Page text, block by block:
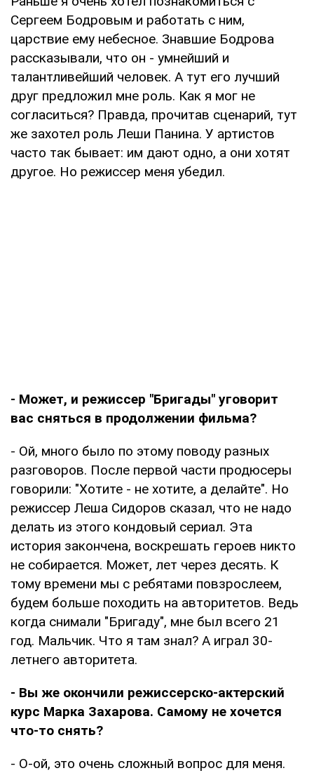
Сергеем Бодровым и работать с ним,
царствие ему небесное. Знавшие Бодрова
рассказывали, что он - умнейший и
талантливейший человек. А тут его лучший
друг предложил мне роль. Как я мог не
согласиться? Правда, прочитав сценарий, тут
же захотел роль Леши Панина. У артистов
часто так бывает: им дают одно, а они хотят
другое. Но режиссер меня убедил.
- Может, и режиссер "Бригады" уговорит
вас сняться в продолжении фильма?
- Ой, много было по этому поводу разных
разговоров. После первой части продюсеры
говорили: "Хотите - не хотите, а делайте". Но
режиссер Леша Сидоров сказал, что не надо
делать из этого кондовый сериал. Эта
история закончена, воскрешать героев никто
не собирается. Может, лет через десять. К
тому времени мы с ребятами повзрослеем,
будем больше походить на авторитетов. Ведь
когда снимали "Бригаду", мне был всего 21
год. Мальчик. Что я там знал? А играл 30-
летнего авторитета.
- Вы же окончили режиссерско-актерский
курс Марка Захарова. Самому не хочется
что-то снять?
- О-ой, это очень сложный вопрос для меня.